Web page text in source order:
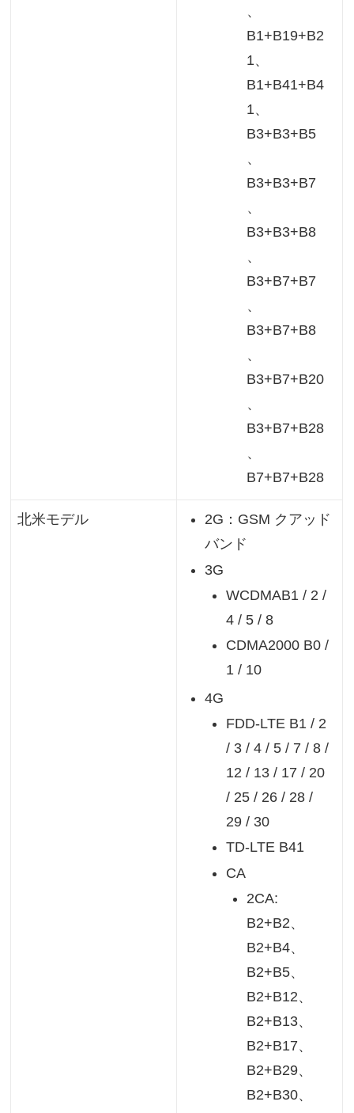
、
B1+B19+B2
1、
B1+B41+B4
1、
B3+B3+B5
、
B3+B3+B7
、
B3+B3+B8
、
B3+B7+B7
、
B3+B7+B8
、
B3+B7+B20
、
B3+B7+B28
、
B7+B7+B28
北米モデル
2G：GSM クアッド
バンド
3G
WCDMAB1 / 2 /
4 / 5 / 8
CDMA2000 B0 /
1 / 10
4G
FDD-LTE B1 / 2
/ 3 / 4 / 5 / 7 / 8 /
12 / 13 / 17 / 20
/ 25 / 26 / 28 /
29 / 30
TD-LTE B41
CA
2CA:
B2+B2、
B2+B4、
B2+B5、
B2+B12、
B2+B13、
B2+B17、
B2+B29、
B2+B30、